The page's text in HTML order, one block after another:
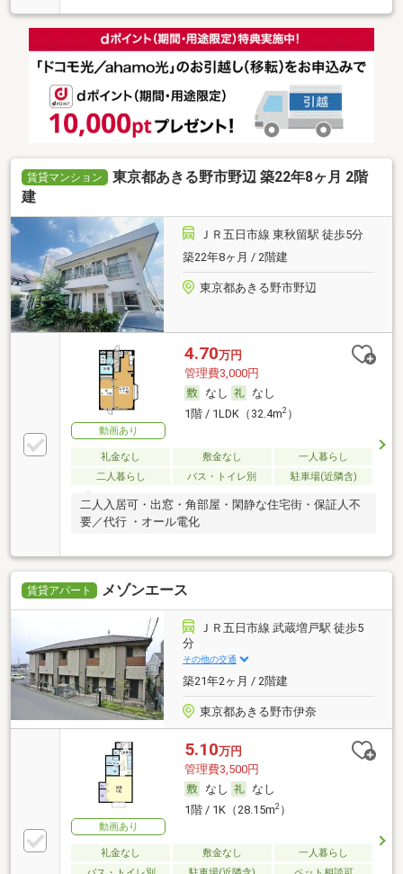
賃貸マンション
東京都あきる野市野辺 築22年8ヶ月 2階
建
ＪＲ五日市線 東秋留駅 徒歩5分
築22年8ヶ月 / 2階建
東京都あきる野市野辺
動画あり
4.70万円
管理費3,000円
なし
なし
1階 / 1LDK（32.4m2）
礼金なし 敷金なし
一人暮らし
二人暮らし
バス・トイレ別 駐車場(近隣含)
二人入居可・出窓・角部屋・閑静な住宅街・保証人不
要／代行 ・オール電化
賃貸アパート メゾンエース
ＪＲ五日市線 武蔵増戸駅 徒歩5
分
その他の交通
築21年2ヶ月 / 2階建
東京都あきる野市伊奈
動画あり
5.10万円
管理費3,500円
なし
なし
1階 / 1K（28.15m2）
礼金なし 敷金なし
一人暮らし